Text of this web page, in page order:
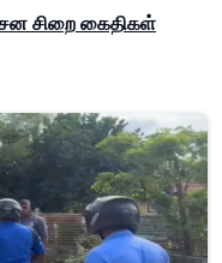
சிறை கைதிகள்